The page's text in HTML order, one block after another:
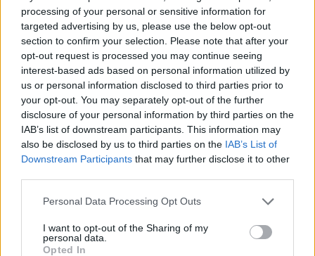
processing of your personal or sensitive information for
targeted advertising by us, please use the below opt-out
section to confirm your selection. Please note that after your
opt-out request is processed you may continue seeing
interest-based ads based on personal information utilized by
us or personal information disclosed to third parties prior to
your opt-out. You may separately opt-out of the further
disclosure of your personal information by third parties on the
IAB’s list of downstream participants. This information may
also be disclosed by us to third parties on the IAB’s List of
Downstream Participants that may further disclose it to other
Personal Data Processing Opt Outs
I want to opt-out of the Sharing of my
personal data.
Opted In
31 Lug 2026
Il Carbonia non si iscrive, Meloni:
«Impossibilitati nel far fronte alle vertenze
dei giocatori»
31 Lug 2026